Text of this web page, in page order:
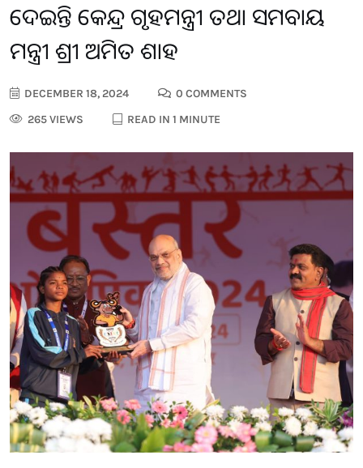
ଦେଇଛନ୍ତି କେନ୍ଦ୍ର ଗୃହମନ୍ତ୍ରୀ ତଥା ସମବାୟ
ମନ୍ତ୍ରୀ ଶ୍ରୀ ଅମିତ ଶାହ
DECEMBER 18, 2024
0 COMMENTS
265 VIEWS
READ IN 1 MINUTE